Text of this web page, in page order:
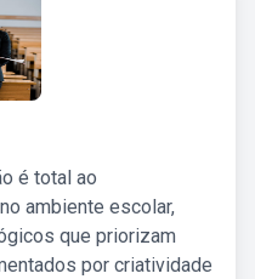
é total ao
ambiente escolar,
que priorizam
por criatividade